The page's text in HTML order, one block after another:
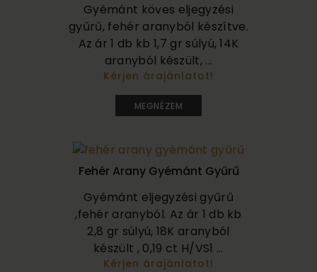
Gyémánt köves eljegyzési
gyűrű, fehér aranyból készítve.
Az ár 1 db kb 1,7 gr súlyú, 14K
aranyból készült, ...
Kérjen árajánlatot!
MEGNÉZEM
Fehér Arany Gyémánt Gyűrű
Gyémánt eljegyzési gyűrű
,fehér aranyból. Az ár 1 db kb
2,8 gr súlyú, 18K aranyból
készült , 0,19 ct H/VS1 ...
Kérjen árajánlatot!